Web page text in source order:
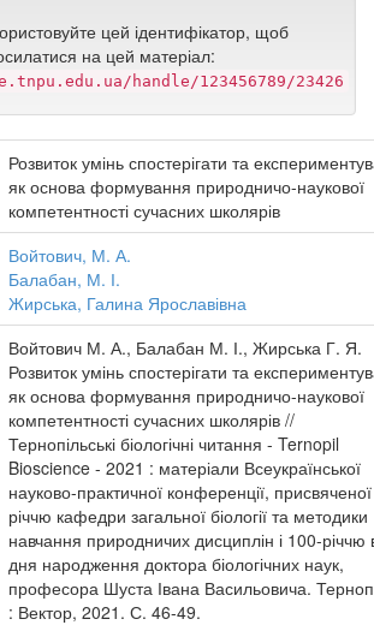
цей ідентифікатор, щоб
на цей матеріал:
handle/123456789/23426
Розвиток умінь спостерігати та
як основа формування природничо-наукової
компетентності сучасних школярів
Войтович, М. А.
Балабан, М. І.
Жирська, Галина Ярославівна
Войтович М. А., Балабан М. І., Жирська Г. Я.
Розвиток умінь спостерігати та
як основа формування природничо-наукової
компетентності сучасних школярів //
Тернопільські біологічні читання - Ternopil
Bioscience - 2021 : матеріали Всеукраїнської
науково-практичної конференції,
річчю кафедри загальної біології та методики
навчання природничих дисциплін і 100-річчю
дня народження доктора біологічних наук,
професора Шуста Івана Васильовича.
: Вектор, 2021. С. 46-49.